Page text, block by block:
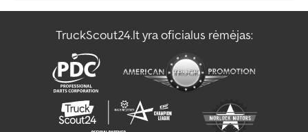
TruckScout24.lt yra oficialus rėmėjas: